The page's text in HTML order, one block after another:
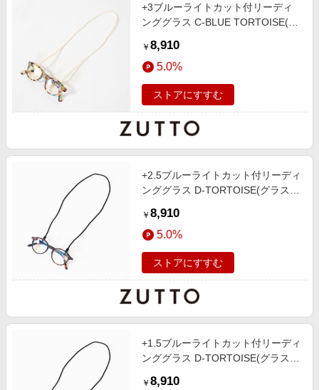
+3ブルーライトカット付リーディ
ンググラス C-BLUE TORTOISE(グ
￥ 8,910
5.0%
ストアにすすむ
+2.5ブルーライトカット付リーディ
ンググラス D-TORTOISE(グラスコ
￥ 8,910
5.0%
ストアにすすむ
+1.5ブルーライトカット付リーディ
ンググラス D-TORTOISE(グラスコ
￥ 8,910